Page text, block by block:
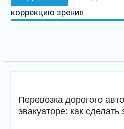
коррекцию зрения
Перевозка дорогого
эвакуаторе: как сделать